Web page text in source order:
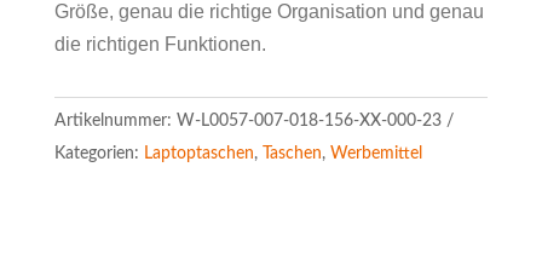
Größe, genau die richtige Organisation und genau
die richtigen Funktionen.
Artikelnummer: W-L0057-007-018-156-XX-000-23
Kategorien: Laptoptaschen, Taschen, Werbemittel